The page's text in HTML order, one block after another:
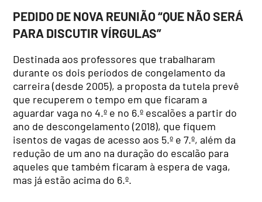
PEDIDO DE NOVA REUNIÃO “QUE NÃO SERÁ
PARA DISCUTIR VÍRGULAS”
Destinada aos professores que trabalharam
durante os dois períodos de congelamento da
carreira (desde 2005), a proposta da tutela prevê
que recuperem o tempo em que ficaram a
aguardar vaga no 4.º e no 6.º escalões a partir do
ano de descongelamento (2018), que fiquem
isentos de vagas de acesso aos 5.º e 7.º, além da
redução de um ano na duração do escalão para
aqueles que também ficaram à espera de vaga,
mas já estão acima do 6.º.